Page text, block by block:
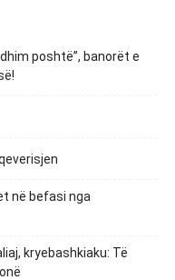
poshtë”, banorët e
në befasi nga
kryebashkiaku: Të